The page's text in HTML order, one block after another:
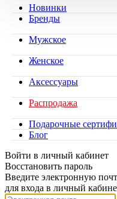
Новинки
Бренды
Мужское
Женское
Аксессуары
Распродажа
Подарочные
Блог
Войти в личный кабинет
Восстановить пароль
Введите электронную
для входа в личный